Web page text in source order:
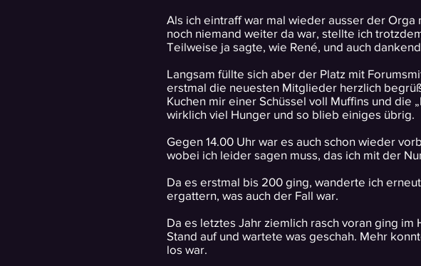
Als ich eintraff war mal wieder ausser der
noch niemand weiter da war, stellte ich
Teilweise ja sagte, wie René, und auch
Langsam füllte sich aber der Platz mit
erstmal die neuesten Mitglieder herzlich
Kuchen mir einer Schüssel voll Muffins und
wirklich viel Hunger und so blieb einiges übrig.
Gegen 14.00 Uhr war es auch schon wieder
wobei ich leider sagen muss, das ich mit der
Da es erstmal bis 200 ging, wanderte ich
ergattern, was auch der Fall war.
Da es letztes Jahr ziemlich rasch voran ging
Stand auf und wartete was geschah. Mehr
los war.